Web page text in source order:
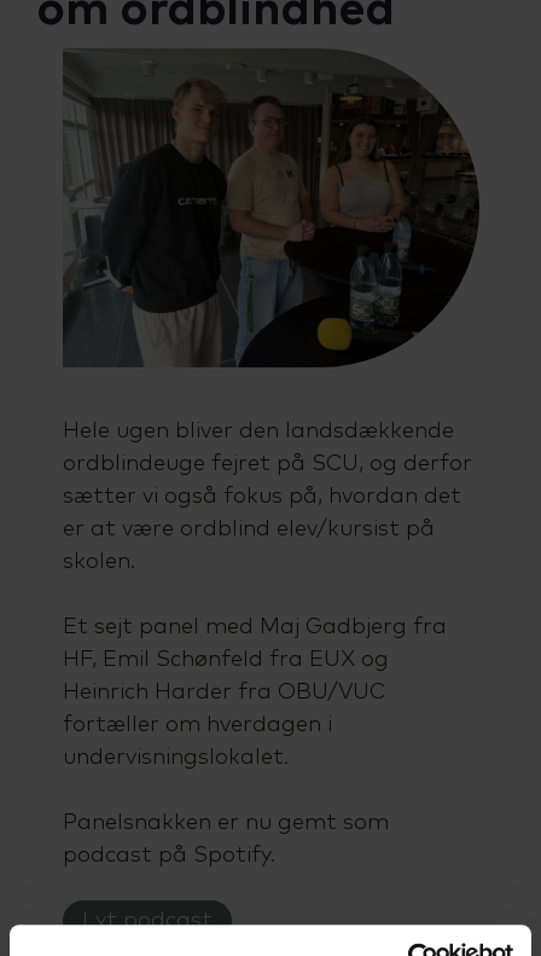
om ordblindhed
Hele ugen bliver den landsdækkende
ordblindeuge fejret på SCU, og derfor
sætter vi også fokus på, hvordan det
er at være ordblind elev/kursist på
skolen.
Et sejt panel med Maj Gadbjerg fra
HF, Emil Schønfeld fra EUX og
Heinrich Harder fra OBU/VUC
fortæller om hverdagen i
undervisningslokalet.
Panelsnakken er nu gemt som
podcast på Spotify.
Lyt podcast
Ordblindeundervisning (OBU)
Talenttilbud